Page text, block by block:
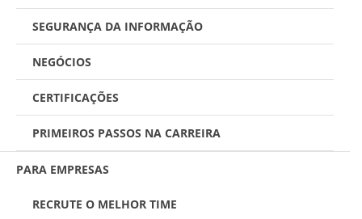
SEGURANÇA DA INFORMAÇÃO
NEGÓCIOS
CERTIFICAÇÕES
PRIMEIROS PASSOS NA CARREIRA
PARA EMPRESAS
RECRUTE O MELHOR TIME